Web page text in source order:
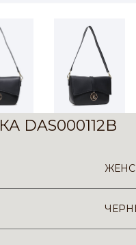
DAS000112B